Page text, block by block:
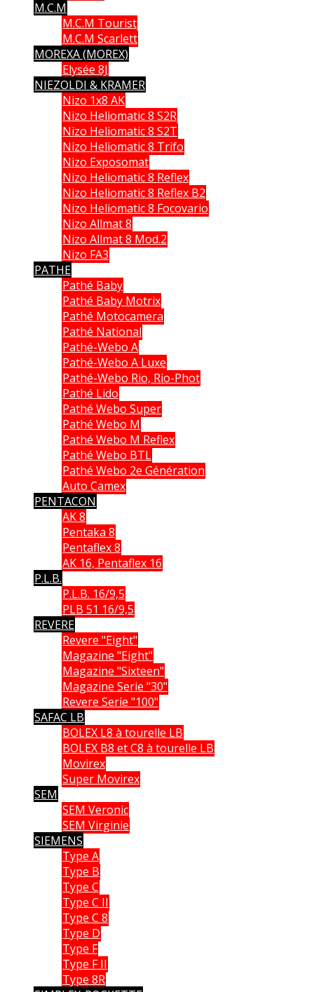
M.C.M
M.C.M Tourist
M.C.M Scarlett
MOREXA (MOREX)
Elysée 8J
NIEZOLDI & KRAMER
Nizo 1x8 AK
Nizo Heliomatic 8 S2R
Nizo Heliomatic 8 S2T
Nizo Heliomatic 8 Trifo
Nizo Exposomat
Nizo Heliomatic 8 Reflex
Nizo Heliomatic 8 Reflex B2
Nizo Heliomatic 8 Focovario
Nizo Allmat 8
Nizo Allmat 8 Mod.2
Nizo FA3
PATHE
Pathé Baby
Pathé Baby Motrix
Pathé Motocamera
Pathé National
Pathé-Webo A
Pathé-Webo A Luxe
Pathé-Webo Rio, Rio-Phot
Pathé Lido
Pathé Webo Super
Pathé Webo M
Pathé Webo M Reflex
Pathé Webo BTL
Pathé Webo 2e Génération
Auto Camex
PENTACON
AK 8
Pentaka 8
Pentaflex 8
AK 16, Pentaflex 16
P.L.B.
P.L.B. 16/9,5
PLB 51 16/9,5
REVERE
Revere "Eight"
Magazine "Eight"
Magazine "Sixteen"
Magazine Serie "30"
Revere Serie "100"
SAFAC LB
BOLEX L8 à tourelle LB
BOLEX B8 et C8 à tourelle LB
Movirex
Super Movirex
SEM
SEM Veronic
SEM Virginie
SIEMENS
Type A
Type B
Type C
Type C II
Type C 8
Type D
Type F
Type F II
Type 8R